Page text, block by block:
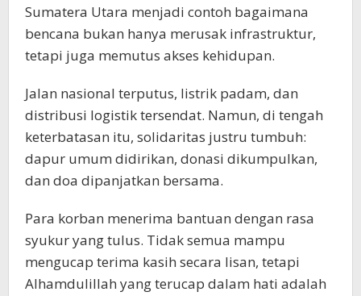
Sumatera Utara menjadi contoh bagaimana
bencana bukan hanya merusak infrastruktur,
tetapi juga memutus akses kehidupan.
Jalan nasional terputus, listrik padam, dan
distribusi logistik tersendat. Namun, di tengah
keterbatasan itu, solidaritas justru tumbuh:
dapur umum didirikan, donasi dikumpulkan,
dan doa dipanjatkan bersama.
Para korban menerima bantuan dengan rasa
syukur yang tulus. Tidak semua mampu
mengucap terima kasih secara lisan, tetapi
Alhamdulillah yang terucap dalam hati adalah